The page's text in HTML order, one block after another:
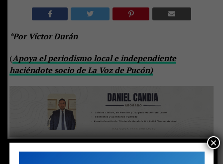
*Por Víctor Durán
(Apoya el periodismo local e independiente
haciéndote socio de La Voz de Pucón)
de la República dio luz×